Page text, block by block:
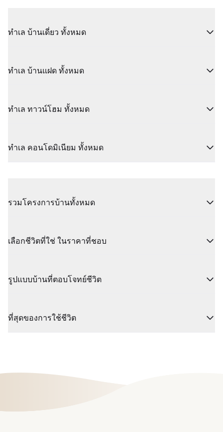
ทำเล บ้านเดี่ยว ทั้งหมด
ทำเล บ้านแฝด ทั้งหมด
ทำเล ทาวน์โฮม ทั้งหมด
ทำเล คอนโดมิเนียม ทั้งหมด
รวมโครงการบ้านทั้งหมด
เลือกชีวิตที่ใช่ ในราคาที่ชอบ
รูปแบบบ้านที่ตอบโจทย์ชีวิต
ที่สุดของการใช้ชีวิต